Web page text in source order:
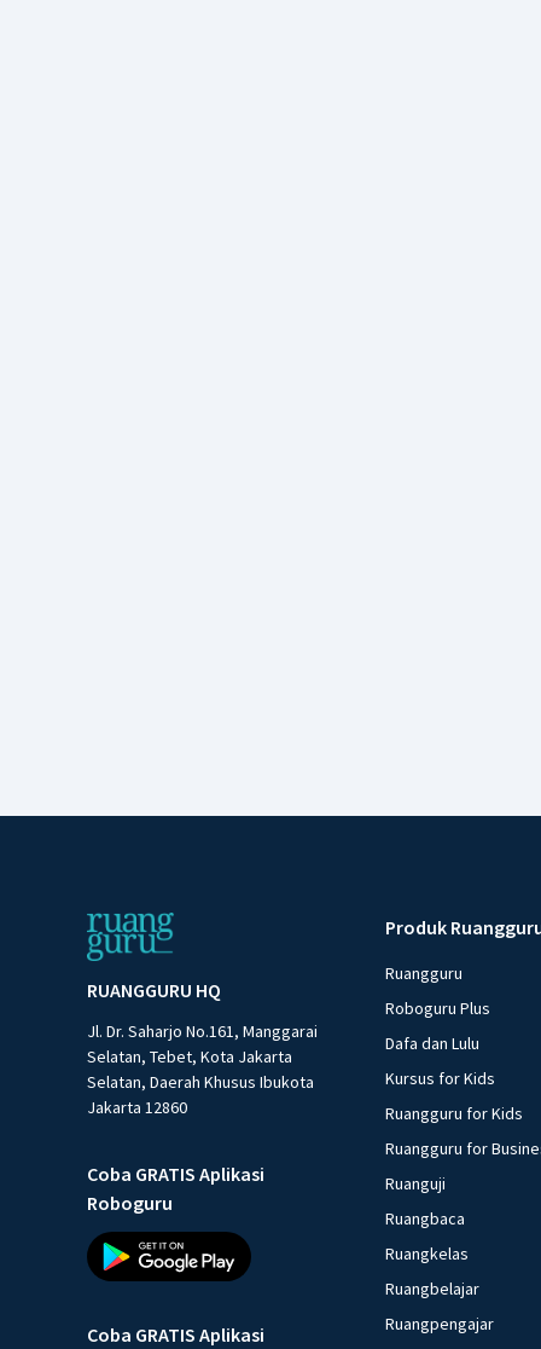
RUANGGURU HQ
Jl. Dr. Saharjo No.161, Manggarai
Selatan, Tebet, Kota Jakarta
Selatan, Daerah Khusus Ibukota
Jakarta 12860
Coba GRATIS Aplikasi
Roboguru
Coba GRATIS Aplikasi
Produk
Ruangguru
Roboguru Plus
Dafa dan Lulu
Kursus for Kids
Ruangguru for Kids
Ruangguru for
Ruanguji
Ruangbaca
Ruangkelas
Ruangbelajar
Ruangpengajar